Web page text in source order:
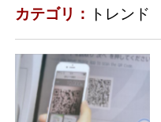
カテゴリ： トレンド